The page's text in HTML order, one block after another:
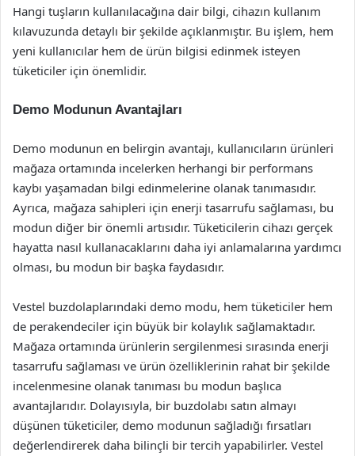
Hangi tuşların kullanılacağına dair bilgi, cihazın kullanım
kılavuzunda detaylı bir şekilde açıklanmıştır. Bu işlem, hem
yeni kullanıcılar hem de ürün bilgisi edinmek isteyen
tüketiciler için önemlidir.
Demo Modunun Avantajları
Demo modunun en belirgin avantajı, kullanıcıların ürünleri
mağaza ortamında incelerken herhangi bir performans
kaybı yaşamadan bilgi edinmelerine olanak tanımasıdır.
Ayrıca, mağaza sahipleri için enerji tasarrufu sağlaması, bu
modun diğer bir önemli artısıdır. Tüketicilerin cihazı gerçek
hayatta nasıl kullanacaklarını daha iyi anlamalarına yardımcı
olması, bu modun bir başka faydasıdır.
Vestel buzdolaplarındaki demo modu, hem tüketiciler hem
de perakendeciler için büyük bir kolaylık sağlamaktadır.
Mağaza ortamında ürünlerin sergilenmesi sırasında enerji
tasarrufu sağlaması ve ürün özelliklerinin rahat bir şekilde
incelenmesine olanak tanıması bu modun başlıca
avantajlarıdır. Dolayısıyla, bir buzdolabı satın almayı
düşünen tüketiciler, demo modunun sağladığı fırsatları
değerlendirerek daha bilinçli bir tercih yapabilirler. Vestel